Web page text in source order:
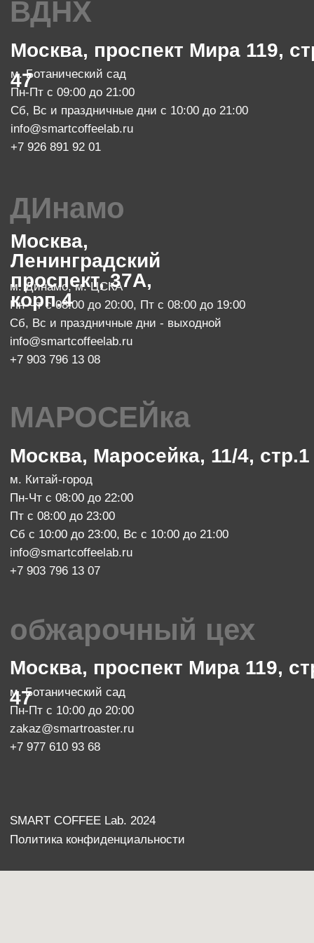
м. Ботанический сад
Пн-Пт с 10:00 до 20:00
zakaz@smartroaster.ru
+7 977 610 93 68
Москва, проспект Мира 119, стр.
47
SMART COFFEE Lab. 2024
Политика конфиденциальности